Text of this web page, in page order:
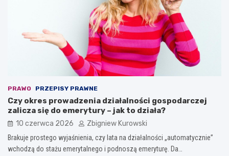
PRAWO PRZEPISY PRAWNE
Czy okres prowadzenia działalności gospodarczej
zalicza się do emerytury – jak to działa?
10 czerwca 2026 Zbigniew Kurowski
Brakuje prostego wyjaśnienia, czy lata na działalności „automatycznie”
wchodzą do stażu emerytalnego i podnoszą emeryturę. Da…